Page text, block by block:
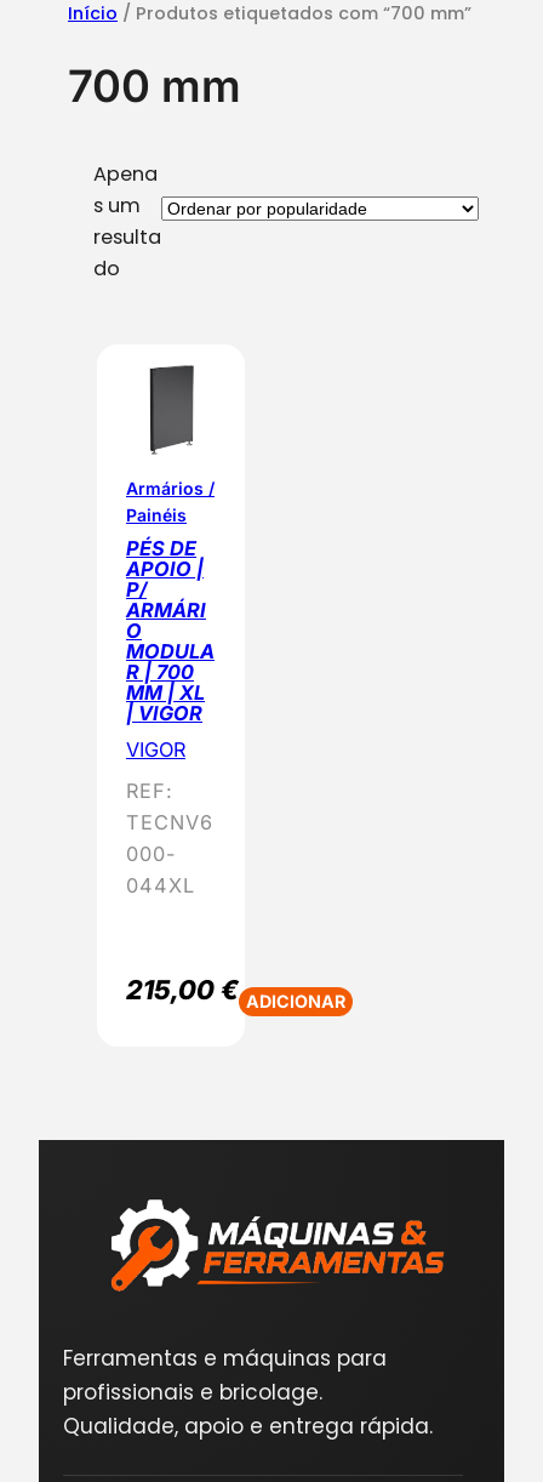
Início / Produtos etiquetados com “700 mm”
700 mm
Apena
s um
resulta
do
Armários /
Painéis
PÉS DE
APOIO |
P/
ARMÁRI
O
MODULA
R | 700
MM | XL
| VIGOR
VIGOR
REF:
TECNV6
000-
044XL
215,00€ ADICIONAR
Ferramentas e máquinas para
profissionais e bricolage.
Qualidade, apoio e entrega rápida.